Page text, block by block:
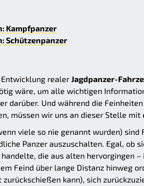
Kampfpanzer
Schützenpanzer
realer Jagdpanzer-
wäre, um alle wichtigen
darüber. Und während die
müssen wir uns an dieser Stelle mit
viele so nie genannt wurden)
Panzer auszuschalten. Egal, ob
die aus alten hervorgingen
Feind über lange Distanz hinweg
kann), sich